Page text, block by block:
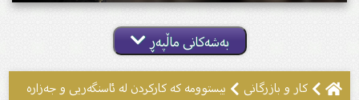
بەشەکانی ماڵپەڕ
کار و بازرگانی
بیستوومە كە كاركردن لە ئاسنگەریی و جەزارە